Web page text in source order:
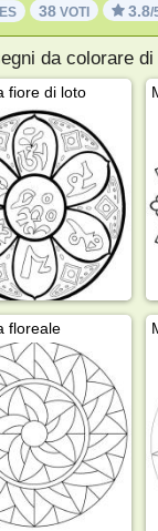
38VOTI 3.8/
da colorare
fiore di loto
floreale